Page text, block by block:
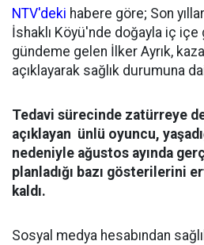
NTV'deki habere göre; Son
İshaklı Köyü'nde doğayla iç
gündeme gelen İlker Ayrık,
açıklayarak sağlık durumuna
Tedavi sürecinde zatürreye de
açıklayan ünlü oyuncu,
nedeniyle ağustos ayında
planladığı bazı gösterilerini
kaldı.
Sosyal medya hesabından